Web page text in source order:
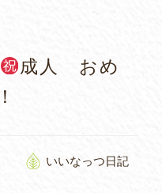
成人 おめ
いいなっつ日記